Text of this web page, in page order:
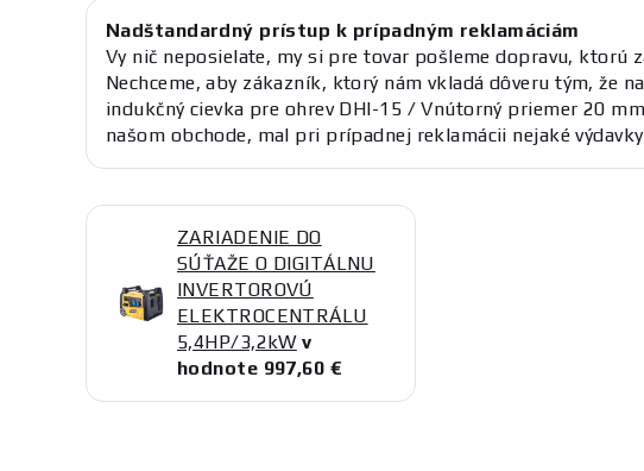
Nadštandardný prístup k prípadným reklamáciám
Vy nič neposielate, my si pre tovar pošleme dopravu, ktorú
Nechceme, aby zákazník, ktorý nám vkladá dôveru tým, že
indukčný cievka pre ohrev DHI-15 / Vnútorný priemer 20
našom obchode, mal pri prípadnej reklamácii nejaké
ZARIADENIE DO
SÚŤAŽE O DIGITÁLNU
INVERTOROVÚ
ELEKTROCENTRÁLU
5,4HP/3,2kW v
hodnote 997,60 €